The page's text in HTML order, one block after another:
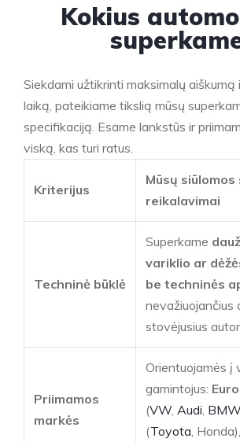
Kokius
Siekdami užtikrinti maksimalų aiškumą
laiką, pateikiame tikslią mūsų
specifikaciją. Esame lankstūs ir
viską, kas turi ratus.
Kriterijus
Mūsų
reikalavimai
Techninė būklė
Superkame
variklio ar
be techninės
nevažiuojančius
stovėjusius
Priimamos
markės
Orientuojamės į
gamintojus:
(VW Audi BMW
(Toyota , Honda),